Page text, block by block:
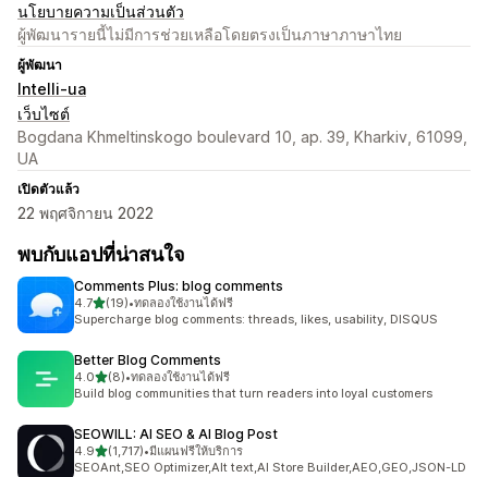
นโยบายความเป็นส่วนตัว
ผู้พัฒนารายนี้ไม่มีการช่วยเหลือโดยตรงเป็นภาษาภาษาไทย
ผู้พัฒนา
Intelli-ua
เว็บไซต์
Bogdana Khmeltinskogo boulevard 10, ap. 39, Kharkiv, 61099,
UA
เปิดตัวแล้ว
22 พฤศจิกายน 2022
พบกับแอปที่น่าสนใจ
Comments Plus: blog comments
4.7เต็ม 5 ดาว
(19)
ทั้งหมด 19 รีวิว
•ทดลองใช้งานได้ฟรี
Supercharge blog comments: threads, likes, usability, DISQUS
Better Blog Comments
4.0เต็ม 5 ดาว
(8)
ทั้งหมด 8 รีวิว
•ทดลองใช้งานได้ฟรี
Build blog communities that turn readers into loyal customers
SEOWILL: AI SEO & AI Blog Post
4.9เต็ม 5 ดาว
(1,717)
ทั้งหมด 1717 รีวิว
•มีแผนฟรีให้บริการ
SEOAnt,SEO Optimizer,Alt text,AI Store Builder,AEO,GEO,JSON-LD